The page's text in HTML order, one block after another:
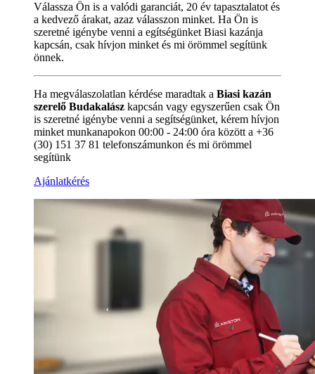
Válassza Ön is a valódi garanciát, 20 év tapasztalatot és
a kedvező árakat, azaz válasszon minket. Ha Ön is
szeretné igénybe venni a egítségünket Biasi kazánja
kapcsán, csak hívjon minket és mi örömmel segítünk
önnek.
Ha megválaszolatlan kérdése maradtak a Biasi kazán
szerelő Budakalász kapcsán vagy egyszerűen csak Ön
is szeretné igénybe venni a segítségünket, kérem hívjon
minket munkanapokon 00:00 - 24:00 óra között a +36
(30) 151 37 81 telefonszámunkon és mi örömmel
segítünk
Ajánlatkérés